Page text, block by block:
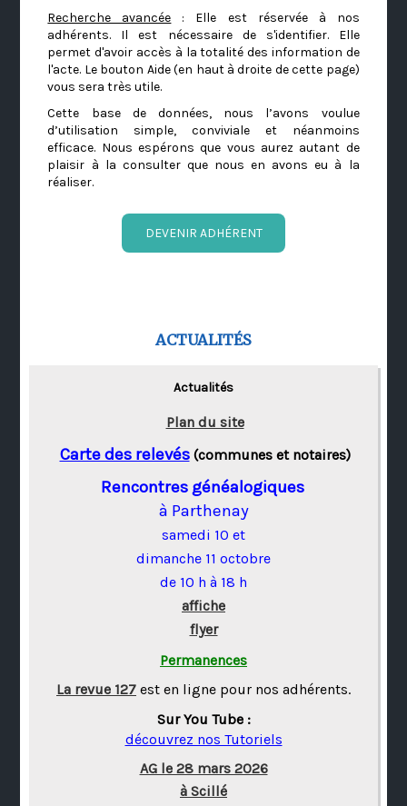
Recherche avancée : Elle est réservée à nos
adhérents. Il est nécessaire de s'identifier. Elle
permet d'avoir accès à la totalité des information de
l'acte. Le bouton Aide (en haut à droite de cette page)
vous sera très utile.
Cette base de données, nous l’avons voulue
d’utilisation simple, conviviale et néanmoins
efficace. Nous espérons que vous aurez autant de
plaisir à la consulter que nous en avons eu à la
réaliser.
DEVENIR ADHÉRENT
ACTUALITÉS
Actualités
Plan du site
Carte des relevés(communes et notaires)
Rencontres généalogiques
à Parthenay
samedi 10 et
dimanche 11 octobre
de 10 h à 18 h
affiche
flyer
Permanences
La revue 127 est en ligne pour nos adhérents.
Sur You Tube :
découvrez nos Tutoriels
AG le 28 mars 2026
à Scillé